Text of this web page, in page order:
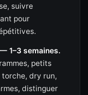
suivre
pour
1–3 semaines.
petits
dry run,
distinguer